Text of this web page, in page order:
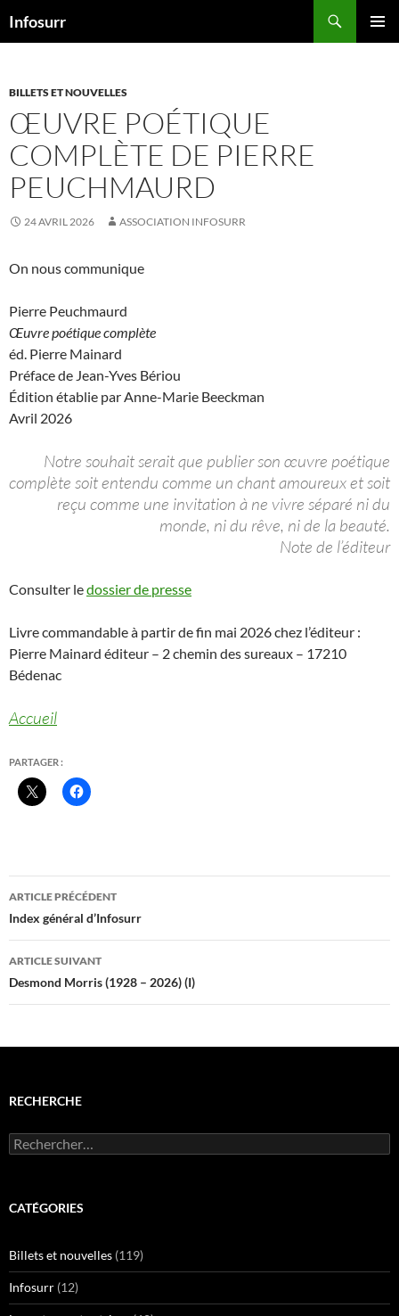
auInfosurr
BILLETS ET NOUVELLES
ŒUVRE POÉTIQUE
COMPLÈTE DE PIERRE
PEUCHMAURD
24 AVRIL 2026 ASSOCIATION INFOSURR
On nous communique
Pierre Peuchmaurd
Œuvre poétique complète
éd. Pierre Mainard
Préface de Jean-Yves Bériou
Édition établie par Anne-Marie Beeckman
Avril 2026
Notre souhait serait que publier son œuvre poétique
complète soit entendu comme un chant amoureux et soit
reçu comme une invitation à ne vivre séparé ni du
monde, ni du rêve, ni de la beauté.
Note de l’éditeur
Consulter ledossier de presse
Livre commandable à partir de fin mai 2026 chez l’éditeur :
Pierre Mainard éditeur – 2 chemin des sureaux – 17210
Bédenac
Accueil
PARTAGER :
Navigation
des
articles
ARTICLE PRÉCÉDENT
Index général d’Infosurr
ARTICLE SUIVANT
Desmond Morris (1928 – 2026) (I)
RECHERCHE
Rechercher :
CATÉGORIES
Billets et nouvelles (119)
Infosurr (12)